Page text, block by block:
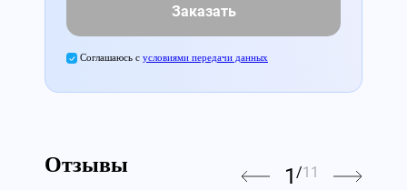
Заказать
Соглашаюсь с условиями передачи данных
Отзывы 1 /11